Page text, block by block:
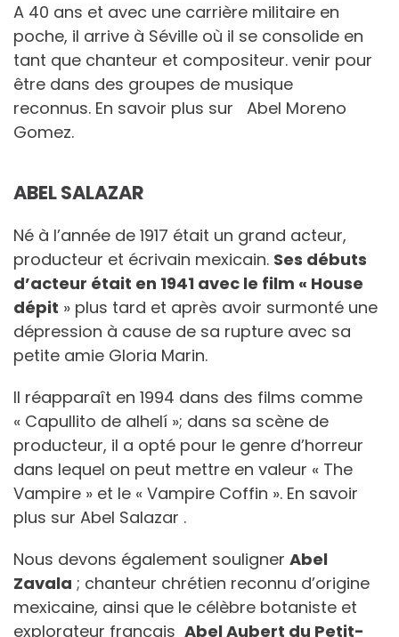
A 40 ans et avec une carrière militaire en
poche, il arrive à Séville où il se consolide en
tant que chanteur et compositeur. venir pour
être dans des groupes de musique
reconnus. En savoir plus sur Abel Moreno
Gomez.
ABEL SALAZAR
Né à l’année de 1917 était un grand acteur,
producteur et écrivain mexicain. Ses débuts
d’acteur était en 1941 avec le film « House
dépit » plus tard et après avoir surmonté une
dépression à cause de sa rupture avec sa
petite amie Gloria Marin.
Il réapparaît en 1994 dans des films comme
« Capullito de alhelí »; dans sa scène de
producteur, il a opté pour le genre d’horreur
dans lequel on peut mettre en valeur « The
Vampire » et le « Vampire Coffin ». En savoir
plus sur Abel Salazar .
Nous devons également souligner Abel
Zavala ; chanteur chrétien reconnu d’origine
mexicaine, ainsi que le célèbre botaniste et
explorateur français Abel Aubert du Petit-